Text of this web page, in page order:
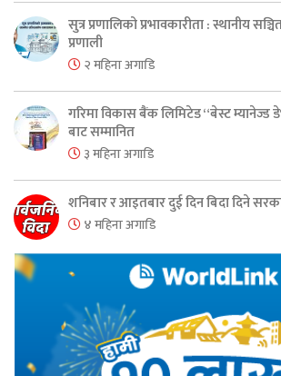
सुत्र प्रणालिको प्रभावकारीता : स्थानीय
प्रणाली
२ महिना अगाडि
गरिमा विकास बैंक लिमिटेड “बेस्ट
बाट सम्मानित
३ महिना अगाडि
शनिबार र आइतबार दुई दिन बिदा दिने
४ महिना अगाडि